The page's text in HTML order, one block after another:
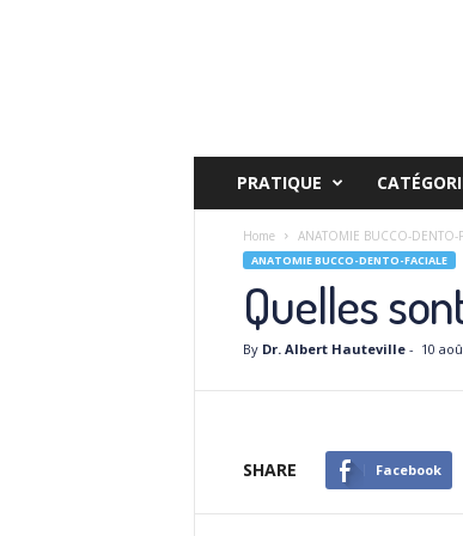
PRATIQUE
Home ANATOMIE BUCCO-DENTO-
ANATOMIE BUCCO-DENTO-FACIALE
Quelles
By Dr. Albert Hauteville- 10
SHARE Facebook